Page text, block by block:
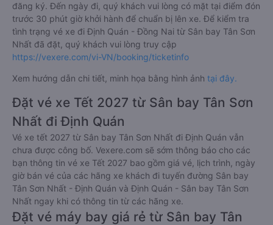
đăng ký. Đến ngày đi, quý khách vui lòng có mặt tại điểm đón
trước 30 phút giờ khởi hành để chuẩn bị lên xe. Để kiểm tra
tình trạng vé xe đi Định Quán - Đồng Nai từ Sân bay Tân Sơn
Nhất đã đặt, quý khách vui lòng truy cập
https://vexere.com/vi-VN/booking/ticketinfo
Xem hướng dẫn chi tiết, minh họa bằng hình ảnh tại đây.
Đặt vé xe Tết 2027 từ Sân bay Tân Sơn
Nhất đi Định Quán
Vé xe tết 2027 từ Sân bay Tân Sơn Nhất đi Định Quán vẫn
chưa được công bố. Vexere.com sẽ sớm thông báo cho các
bạn thông tin vé xe Tết 2027 bao gồm giá vé, lịch trình, ngày
giờ bán vé của các hãng xe khách đi tuyến đường Sân bay
Tân Sơn Nhất - Định Quán và Định Quán - Sân bay Tân Sơn
Nhất ngay khi có thông tin từ các hãng xe.
Đặt vé máy bay giá rẻ từ Sân bay Tân